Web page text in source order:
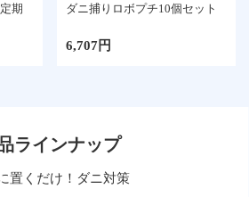
期
ラ
ダニ捕りロボプチ10個セット
6,707円
ラインナップ
置くだけ！ダニ対策